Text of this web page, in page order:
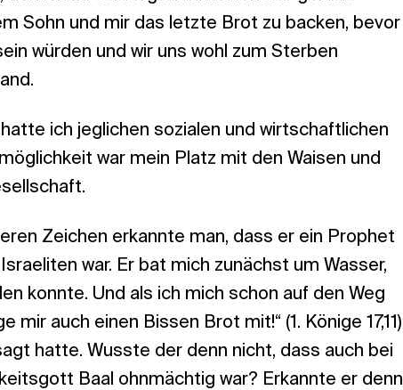
Sohn und mir das letzte Brot zu backen, bevor
würden und wir uns wohl zum Sterben
ich jeglichen sozialen und wirtschaftlichen
war mein Platz mit den Waisen und
Zeichen erkannte man, dass er ein Prophet
war. Er bat mich zunächst um Wasser,
konnte. Und als ich mich schon auf den Weg
mir auch einen Bissen Brot mit!“ (1. Könige 17,11)
hatte. Wusste der denn nicht, dass auch bei
Baal ohnmächtig war? Erkannte er denn